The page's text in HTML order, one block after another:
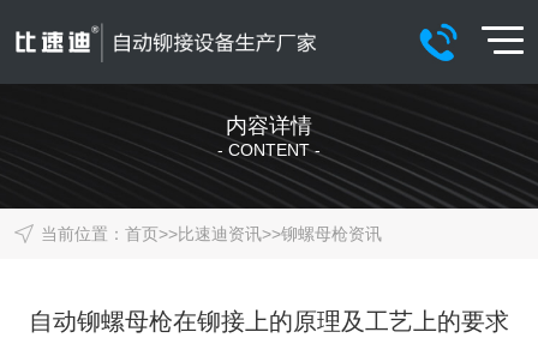
内容详情
- CONTENT -
当前位置： 首页>>比速迪资讯>>铆螺母枪资讯
自动铆螺母枪在铆接上的原理及工艺上的要求